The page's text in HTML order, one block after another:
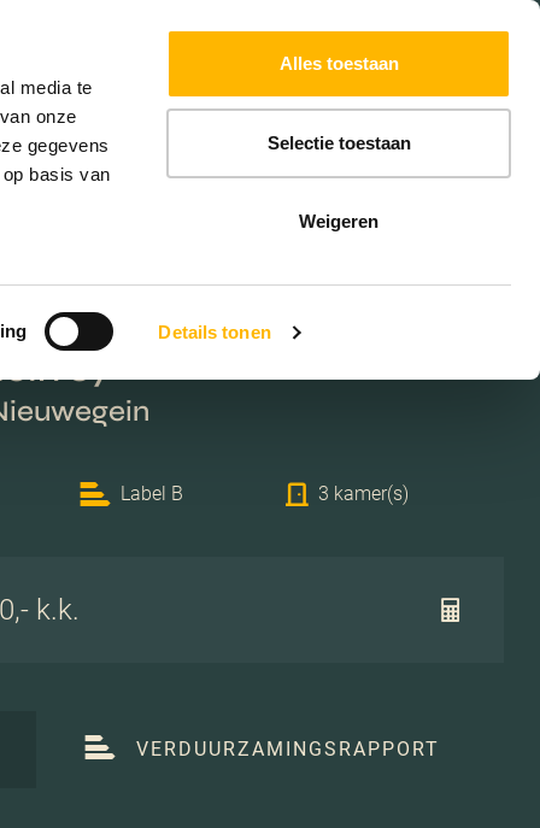
media te
onze
gegevens
basis van
Details tonen
Alles toestaan
Selectie toestaan
Weigeren
87
Label B 3 kamer(s)
k.k.
VERDUURZAMINGSRAPPORT